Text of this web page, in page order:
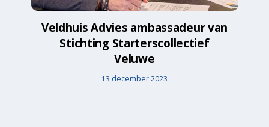
Veldhuis Advies ambassadeur van
Stichting Starterscollectief
Veluwe
13 december 2023